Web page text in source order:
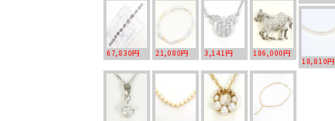
67,830円 21,080円 3,141円
186,000円
18,810円